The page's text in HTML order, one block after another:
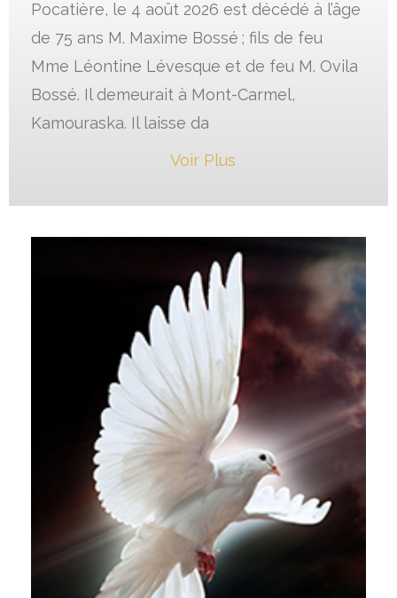
Pocatière, le 4 août 2026 est décédé à l’âge
de 75 ans M. Maxime Bossé ; fils de feu
Mme Léontine Lévesque et de feu M. Ovila
Bossé. Il demeurait à Mont-Carmel,
Kamouraska. Il laisse da
Voir Plus